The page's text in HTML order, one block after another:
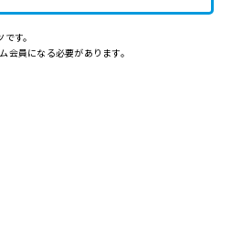
す。
員になる必要があります。